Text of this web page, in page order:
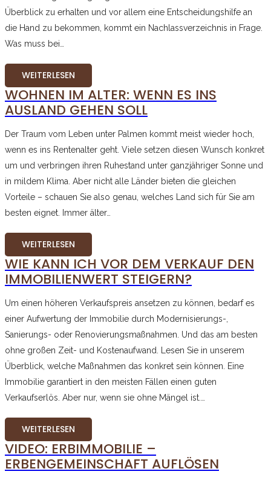
Überblick zu erhalten und vor allem eine Entscheidungshilfe an
die Hand zu bekommen, kommt ein Nachlassverzeichnis in Frage.
Was muss bei…
WEITERLESEN
WOHNEN IM ALTER: WENN ES INS
AUSLAND GEHEN SOLL
Der Traum vom Leben unter Palmen kommt meist wieder hoch,
wenn es ins Rentenalter geht. Viele setzen diesen Wunsch konkret
um und verbringen ihren Ruhestand unter ganzjähriger Sonne und
in mildem Klima. Aber nicht alle Länder bieten die gleichen
Vorteile – schauen Sie also genau, welches Land sich für Sie am
besten eignet. Immer älter…
WEITERLESEN
WIE KANN ICH VOR DEM VERKAUF DEN
IMMOBILIENWERT STEIGERN?
Um einen höheren Verkaufspreis ansetzen zu können, bedarf es
einer Aufwertung der Immobilie durch Modernisierungs-,
Sanierungs- oder Renovierungsmaßnahmen. Und das am besten
ohne großen Zeit- und Kostenaufwand. Lesen Sie in unserem
Überblick, welche Maßnahmen das konkret sein können. Eine
Immobilie garantiert in den meisten Fällen einen guten
Verkaufserlös. Aber nur, wenn sie ohne Mängel ist.…
WEITERLESEN
VIDEO: ERBIMMOBILIE –
ERBENGEMEINSCHAFT AUFLÖSEN